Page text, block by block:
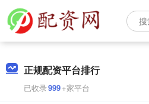
正规配资平台排行
已收录999+家平台